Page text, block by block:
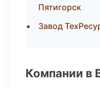
Пятигорск
Завод
Компании в